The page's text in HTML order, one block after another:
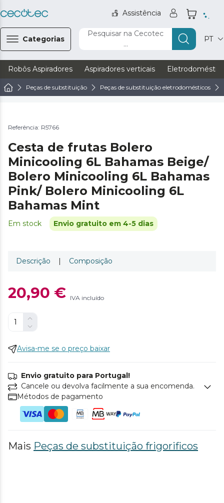
Assistência
Categorias
Pesquisar na Cecotec
...
PT
Robôs Aspiradores Aspiradores verticais
Peças de substituição Peças de substituição eletrodomésticos
Referência: R5766
Cesta de frutas Bolero
Minicooling 6L Bahamas Beige/
Bolero Minicooling 6L Bahamas
Pink/ Bolero Minicooling 6L
Bahamas Mint
Em stock Envio gratuito em 4-5 dias
Descrição | Composição
20,90 € IVA incluído
Avisa-me se o preço baixar
Envio gratuito para Portugal!
Cancele ou devolva facilmente a sua encomenda.
Métodos de pagamento
Mais Peças de substituição frigorificos